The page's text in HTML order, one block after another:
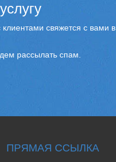
свяжется с вами в
рассылать спам.
ПРЯМАЯ ССЫЛКА